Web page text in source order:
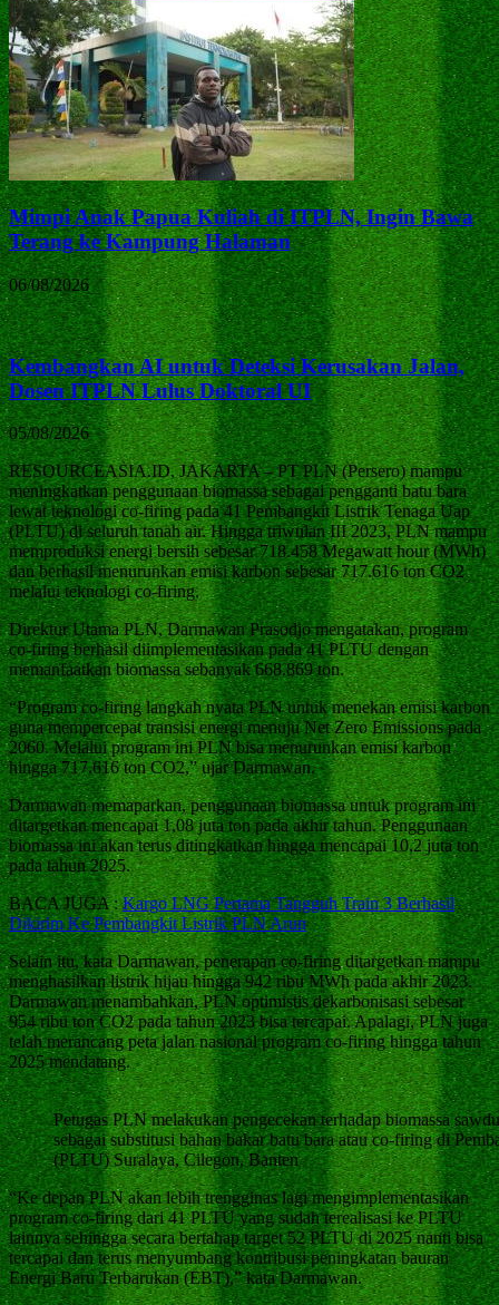
Mimpi Anak Papua Kuliah di ITPLN, Ingin Bawa
Terang ke Kampung Halaman
06/08/2026
Kembangkan AI untuk Deteksi Kerusakan Jalan,
Dosen ITPLN Lulus Doktoral UI
05/08/2026
RESOURCEASIA.ID, JAKARTA – PT PLN (Persero) mampu
meningkatkan penggunaan biomassa sebagai pengganti batu bara
lewat teknologi co-firing pada 41 Pembangkit Listrik Tenaga Uap
(PLTU) di seluruh tanah air. Hingga triwulan III 2023, PLN mampu
memproduksi energi bersih sebesar 718.458 Megawatt hour (MWh)
dan berhasil menurunkan emisi karbon sebesar 717.616 ton CO2
melalui teknologi co-firing.
Direktur Utama PLN, Darmawan Prasodjo mengatakan, program
co-firing berhasil diimplementasikan pada 41 PLTU dengan
memanfaatkan biomassa sebanyak 668.869 ton.
“Program co-firing langkah nyata PLN untuk menekan emisi karbon
guna mempercepat transisi energi menuju Net Zero Emissions pada
2060. Melalui program ini PLN bisa menurunkan emisi karbon
hingga 717.616 ton CO2,” ujar Darmawan.
Darmawan memaparkan, penggunaan biomassa untuk program ini
ditargetkan mencapai 1,08 juta ton pada akhir tahun. Penggunaan
biomassa ini akan terus ditingkatkan hingga mencapai 10,2 juta ton
pada tahun 2025.
BACA JUGA :Kargo LNG Pertama Tangguh Train 3 Berhasil
Dikirim Ke Pembangkit Listrik PLN Arun
Selain itu, kata Darmawan, penerapan co-firing ditargetkan mampu
menghasilkan listrik hijau hingga 942 ribu MWh pada akhir 2023.
Darmawan menambahkan, PLN optimistis dekarbonisasi sebesar
954 ribu ton CO2 pada tahun 2023 bisa tercapai. Apalagi, PLN juga
telah merancang peta jalan nasional program co-firing hingga tahun
2025 mendatang.
Petugas PLN melakukan pengecekan terhadap biomassa
sebagai substitusi bahan bakar batu bara atau co-firing di
(PLTU) Suralaya, Cilegon, Banten
“Ke depan PLN akan lebih trengginas lagi mengimplementasikan
program co-firing dari 41 PLTU yang sudah terealisasi ke PLTU
lainnya sehingga secara bertahap target 52 PLTU di 2025 nanti bisa
tercapai dan terus menyumbang kontribusi peningkatan bauran
Energi Baru Terbarukan (EBT),” kata Darmawan.